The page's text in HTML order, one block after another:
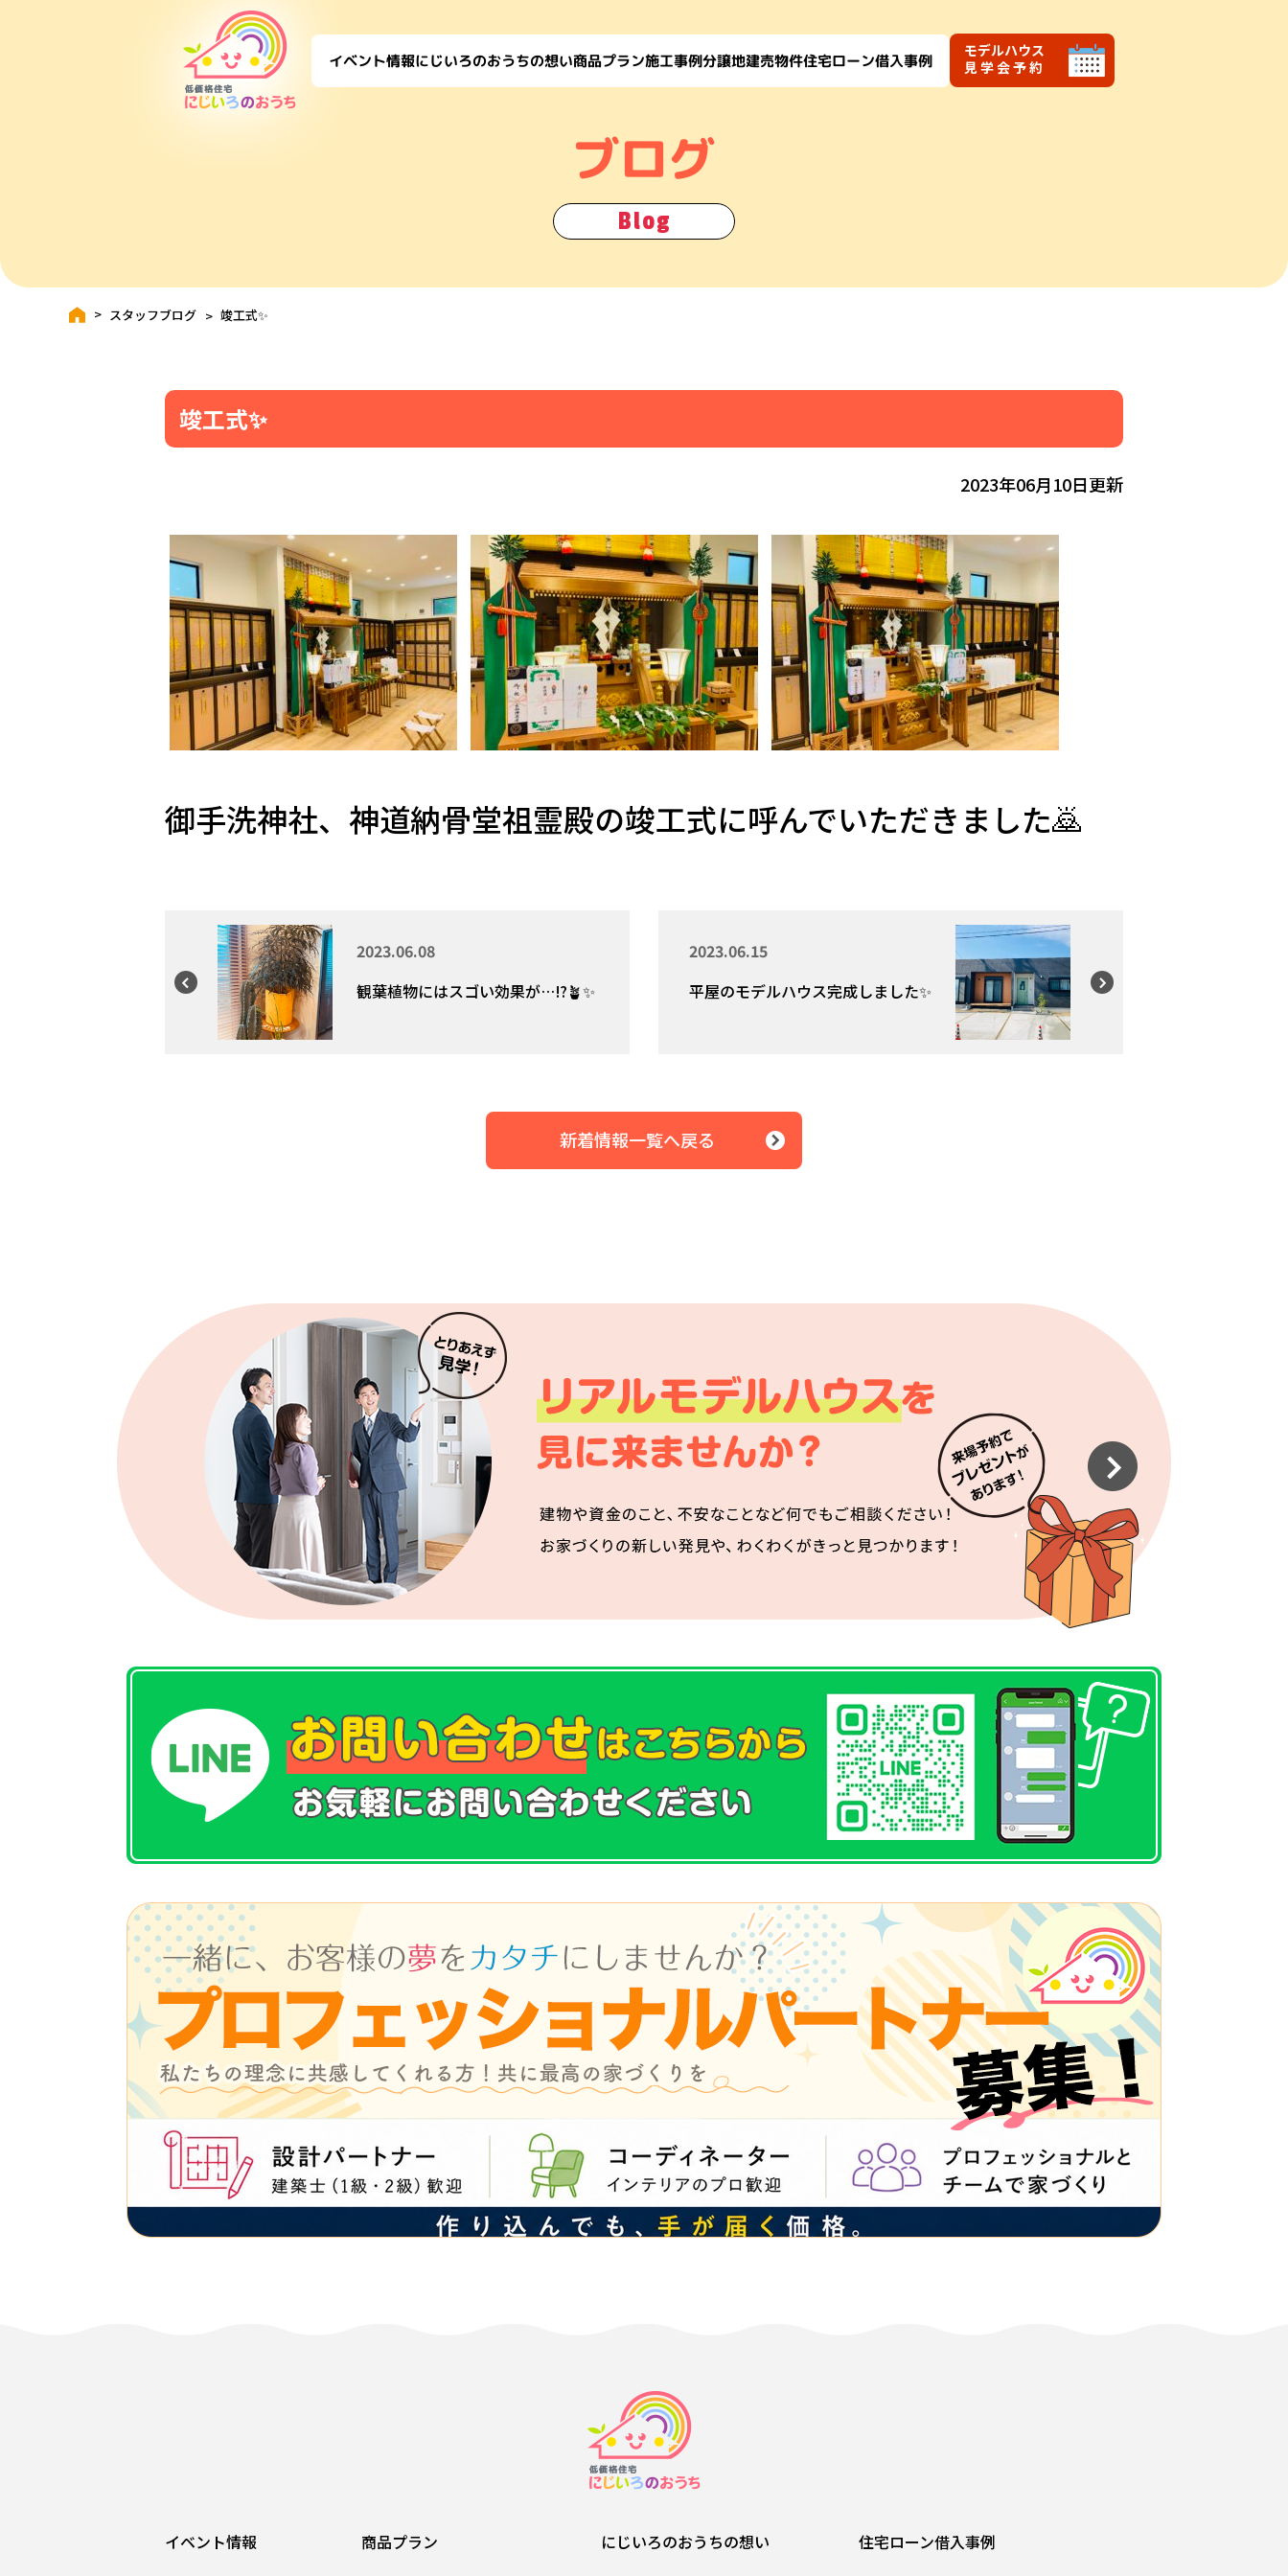
イベント情報にじいろのおうちの想い商品プラン施工事例分譲地建売物件住宅ローン借入事例
モデルハウス
見学会予約
ブログ
Blog
スタッフブログ 竣工式✨
竣工式✨
2023年06月10日更新
御手洗神社、神道納骨堂祖霊殿の竣工式に呼んでいただきました🙇
2023.06.08
観葉植物にはスゴい効果が…⁉️🪴✨
2023.06.15
平屋のモデルハウス完成しました✨
新着情報一覧へ戻る
イベント情報
商品プラン
にじいろのおうちの想い
住宅ローン借入事例